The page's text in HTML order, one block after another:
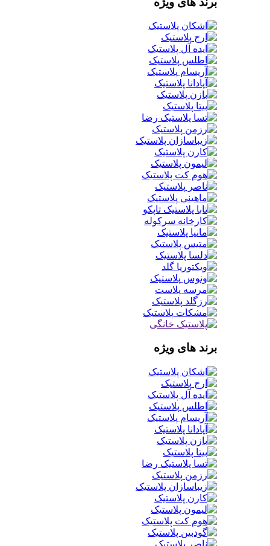
برند های ویژه